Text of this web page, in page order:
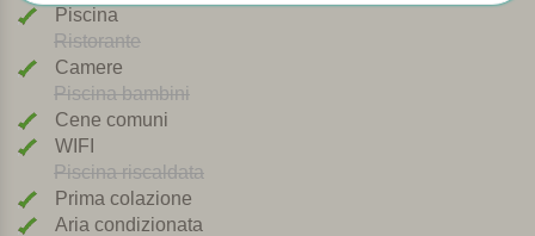
Piscina
Ristorante
Camere
Piscina bambini
Cene comuni
WIFI
Piscina riscaldata
Prima colazione
Aria condizionata